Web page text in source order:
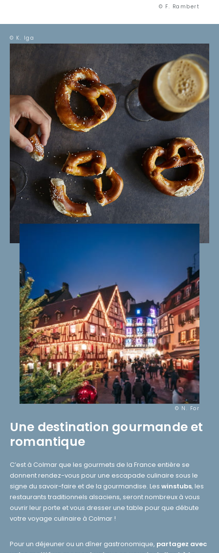
© F. Rambert
© K. Iga
© N. For
Une destination gourmande et
romantique
C’est à Colmar que les gourmets de la France entière se
donnent rendez-vous pour une escapade culinaire sous le
signe du savoir-faire et de la gourmandise. Leswinstubs, les
restaurants traditionnels alsaciens, seront nombreux à vous
ouvrir leur porte et vous dresser une table pour que débute
votre voyage culinaire à Colmar !
Pour un déjeuner ou un dîner gastronomique, partagez avec